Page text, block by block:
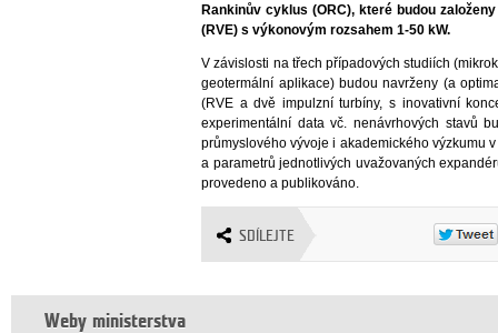
Rankinův cyklus (ORC), které budou
(RVE) s výkonovým rozsahem 1-50 kW.
V závislosti na třech případových studiích
geotermální aplikace) budou navrženy (a
(RVE a dvě impulzní turbíny, s inovativní
experimentální data vč. nenávrhových stavů
průmyslového vývoje i akademického výzkumu
a parametrů jednotlivých uvažovaných
provedeno a publikováno.
SDÍLEJTE
Weby ministerstva